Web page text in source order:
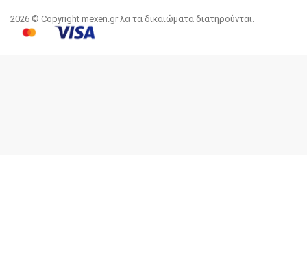
2026 © Copyright mexen.gr λα τα δικαιώματα διατηρούνται.